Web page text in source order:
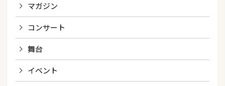
マガジン
コンサート
舞台
イベント